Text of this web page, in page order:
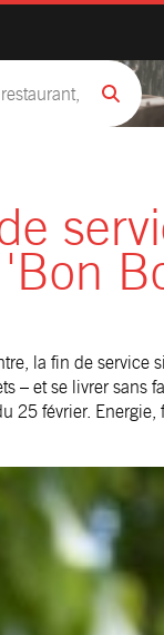
la fin de
– et se livrer sans
25 février.